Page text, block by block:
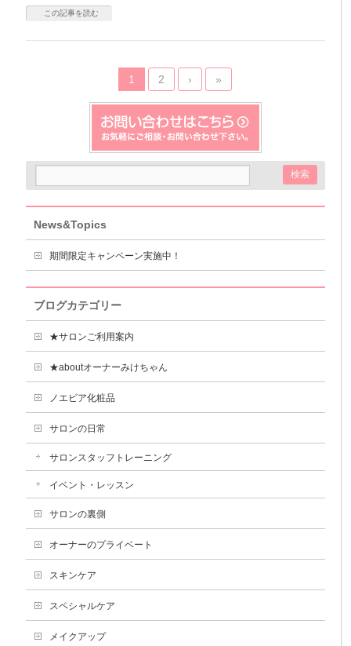
この記事を読む
1 2 › »
News&Topics
期間限定キャンペーン実施中！
ブログカテゴリー
★サロンご利用案内
★aboutオーナーみけちゃん
ノエビア化粧品
サロンの日常
サロンスタッフトレーニング
イベント・レッスン
サロンの裏側
オーナーのプライベート
スキンケア
スペシャルケア
メイクアップ